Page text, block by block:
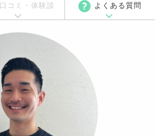
口コミ・体験談 よくある質問